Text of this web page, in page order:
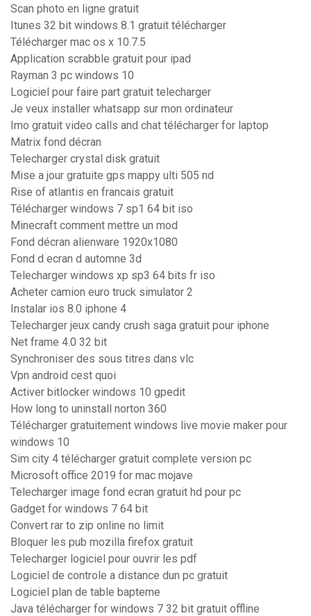
Scan photo en ligne gratuit
Itunes 32 bit windows 8.1 gratuit télécharger
Télécharger mac os x 10.7.5
Application scrabble gratuit pour ipad
Rayman 3 pc windows 10
Logiciel pour faire part gratuit telecharger
Je veux installer whatsapp sur mon ordinateur
Imo gratuit video calls and chat télécharger for laptop
Matrix fond décran
Telecharger crystal disk gratuit
Mise a jour gratuite gps mappy ulti 505 nd
Rise of atlantis en francais gratuit
Télécharger windows 7 sp1 64 bit iso
Minecraft comment mettre un mod
Fond décran alienware 1920x1080
Fond d ecran d automne 3d
Telecharger windows xp sp3 64 bits fr iso
Acheter camion euro truck simulator 2
Instalar ios 8.0 iphone 4
Telecharger jeux candy crush saga gratuit pour iphone
Net frame 4.0 32 bit
Synchroniser des sous titres dans vlc
Vpn android cest quoi
Activer bitlocker windows 10 gpedit
How long to uninstall norton 360
Télécharger gratuitement windows live movie maker pour
windows 10
Sim city 4 télécharger gratuit complete version pc
Microsoft office 2019 for mac mojave
Telecharger image fond ecran gratuit hd pour pc
Gadget for windows 7 64 bit
Convert rar to zip online no limit
Bloquer les pub mozilla firefox gratuit
Telecharger logiciel pour ouvrir les pdf
Logiciel de controle a distance dun pc gratuit
Logiciel plan de table bapteme
Java télécharger for windows 7 32 bit gratuit offline